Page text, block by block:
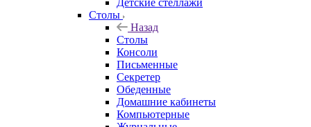
Детские стеллажи
Столы
Назад
Столы
Консоли
Письменные
Секретер
Обеденные
Домашние кабинеты
Компьютерные